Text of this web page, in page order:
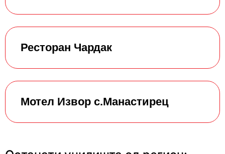
Ресторан Чардак
Мотел Извор с.Манастирец